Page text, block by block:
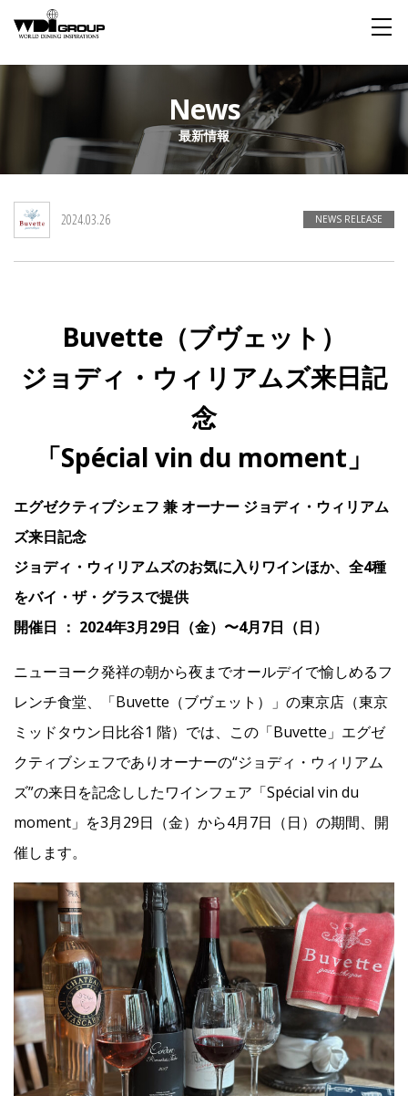
About WDI
WDI STANDARD
私たちが大切にするもの 舞台は世界
Social Responsibility Sustainability
Restaurant
Wedding
IR
財務・業績情報 IRライブラリー 株式情報 電子公告 IRカレンダー
よくあるご質問 IRお問い合わせ
Franchise
Recruit
Contact
JP EN
News
最新情報
2024.03.26 NEWS RELEASE
Buvette（ブヴェット）
ジョディ・ウィリアムズ来日記
念
「Spécial vin du moment」
エグゼクティブシェフ 兼 オーナー ジョディ・ウィリアム
ズ来日記念
ジョディ・ウィリアムズのお気に入りワインほか、全4種
をバイ・ザ・グラスで提供
開催日 ： 2024年3月29日（金）〜4月7日（日）
ニューヨーク発祥の朝から夜までオールデイで愉しめるフ
レンチ食堂、「Buvette（ブヴェット）」の東京店（東京
ミッドタウン日比谷1 階）では、この「Buvette」エグゼ
クティブシェフでありオーナーの“ジョディ・ウィリアム
ズ”の来日を記念ししたワインフェア「Spécial vin du
moment」を3月29日（金）から4月7日（日）の期間、開
催します。